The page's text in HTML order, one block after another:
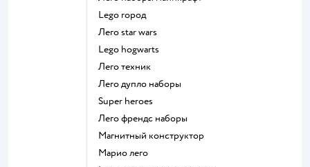
Lego город
Лего star wars
Lego hogwarts
Лего техник
Лего дупло наборы
Super heroes
Лего френдс наборы
Магнитный конструктор
Марио лего